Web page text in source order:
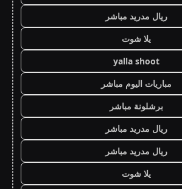
ريال مدريد مباشر
يلا شوت
yalla shoot
مباريات اليوم مباشر
برشلونة مباشر
ريال مدريد مباشر
ريال مدريد مباشر
يلا شوت